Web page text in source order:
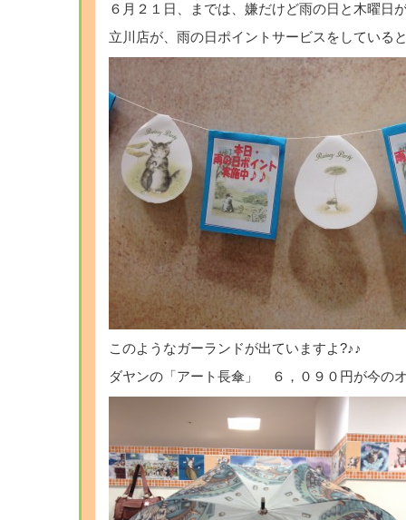
６月２１日、までは、嫌だけど雨の日と木曜日
立川店が、雨の日ポイントサービスをしている
このようなガーランドが出ていますよ?♪♪
ダヤンの「アート長傘」 ６，０９０円が今の